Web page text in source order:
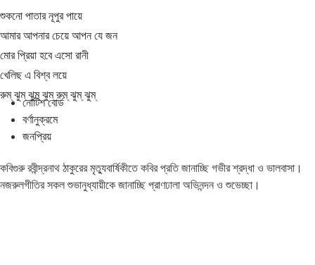
শুকনো পাতার নূপুর পায়ে
আমার আপনার চেয়ে আপন যে জন
মোর প্রিয়া হবে এসো রানী
খেলিছ এ বিশ্ব লয়ে
রুম্ ঝুম্ ঝুম্ ঝুম্ রুম্ ঝুম্ ঝুম্
নোটিশ বোর্ড
বর্ণানুক্রমে
জনপ্রিয়
কবিগুরু রবীন্দ্রনাথ ঠাকুরের মৃত্যুবার্ষিকীতে কবির প্রতি জানাচ্ছি গভীর শ্রদ্ধা ও ভালবাসা।
নজরুলগীতির সকল শুভানুধ্যায়ীকে জানাচ্ছি প্রাণঢালা অভিনন্দন ও শুভেচ্ছা।